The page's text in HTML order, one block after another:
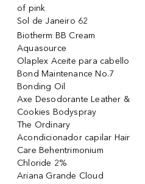
of pink
Sol de Janeiro 62
Biotherm BB Cream
Aquasource
Olaplex Aceite para cabello
Bond Maintenance No.7
Bonding Oil
Axe Desodorante Leather &
Cookies Bodyspray
The Ordinary
Acondicionador capilar Hair
Care Behentrimonium
Chloride 2%
Ariana Grande Cloud